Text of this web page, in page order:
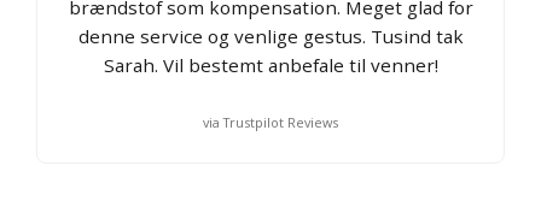
brændstof som kompensation. Meget glad for
denne service og venlige gestus. Tusind tak
Sarah. Vil bestemt anbefale til venner!
via Trustpilot Reviews